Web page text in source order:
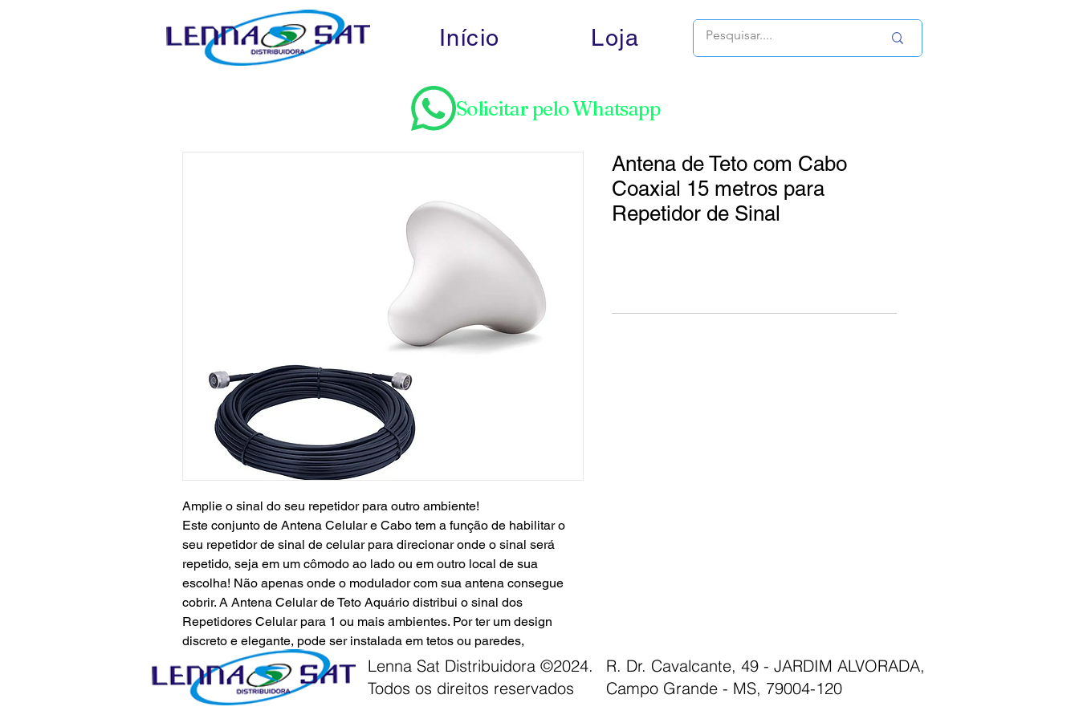
Início Loja
Solicitar pelo Whatsapp
Amplie o sinal do seu repetidor para outro ambiente!
Este conjunto de Antena Celular e Cabo tem a função de habilitar o
seu repetidor de sinal de celular para direcionar onde o sinal será
repetido, seja em um cômodo ao lado ou em outro local de sua
escolha! Não apenas onde o modulador com sua antena consegue
cobrir. A Antena Celular de Teto Aquário distribui o sinal dos
Repetidores Celular para 1 ou mais ambientes. Por ter um design
discreto e elegante, pode ser instalada em tetos ou paredes,
integrando perfeitamente com o ambiente, podendo virar até uma
decoração.
Cabo Coaxial especialmente desenvolvido para aplicação com
Antena de Teto com Cabo
Coaxial 15 metros para
Repetidor de Sinal
Lenna Sat Distribuidora ©2024.
Todos os direitos reservados
R. Dr. Cavalcante, 49 - JARDIM ALVORADA,
Campo Grande - MS, 79004-120